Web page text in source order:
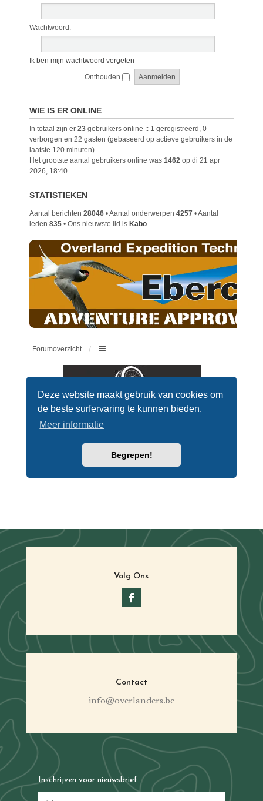
Volg Ons
Contact
info@overlanders.be
Inschrijven voor nieuwsbrief